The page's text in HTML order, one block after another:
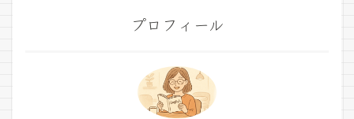
プロフィール